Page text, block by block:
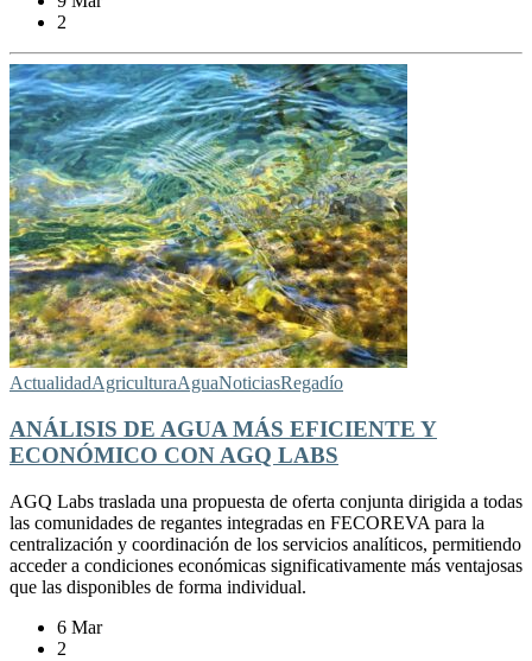
2
ActualidadAgriculturaAguaNoticiasRegadío
ANÁLISIS DE AGUA MÁS EFICIENTE Y
ECONÓMICO CON AGQ LABS
AGQ Labs traslada una propuesta de oferta conjunta dirigida a todas
las comunidades de regantes integradas en FECOREVA para la
centralización y coordinación de los servicios analíticos, permitiendo
acceder a condiciones económicas significativamente más ventajosas
que las disponibles de forma individual.
6 Mar
2